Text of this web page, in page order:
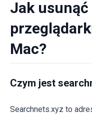
Jak
Mac?
Czym jest
Searchnets.xyz to